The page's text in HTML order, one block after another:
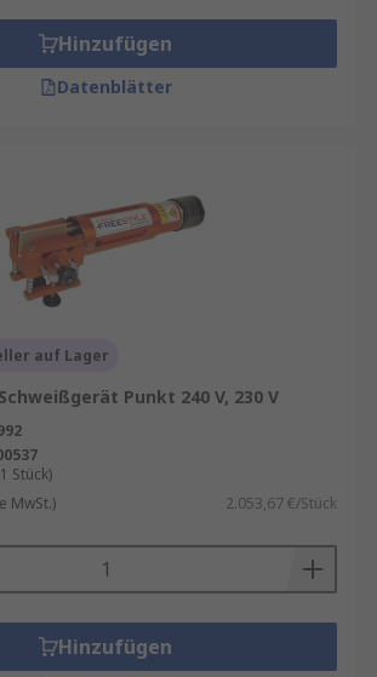
Hinzufügen
Datenblätter
auf Lager
Punkt 240 V, 230 V
Stück)
MwSt.) 2.053,67 €/Stück
Hinzufügen